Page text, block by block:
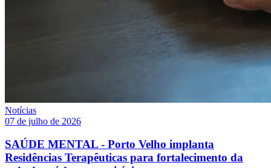
Notícias
07 de julho de 2026
SAÚDE MENTAL - Porto Velho implanta
Residências Terapêuticas para fortalecimento da